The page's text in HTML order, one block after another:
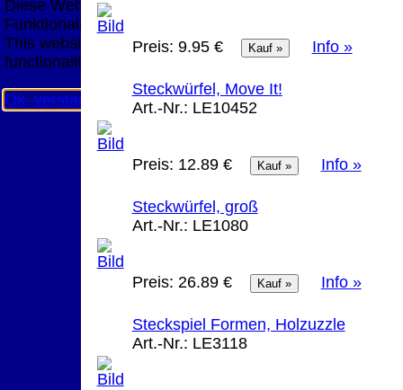
Preis: 9.95 € Info »
Steckwürfel, Move It!
Art.-Nr.: LE10452
Preis: 12.89 € Info »
Steckwürfel, groß
Art.-Nr.: LE1080
Preis: 26.89 € Info »
Steckspiel Formen, Holzuzzle
Art.-Nr.: LE3118
Diese Website nutzt Cookies, um bestmögliche
Funktionalität bieten zu können.
This website uses cookies to provide the best possible
functionality.
Ok, verstanden Mehr Infos